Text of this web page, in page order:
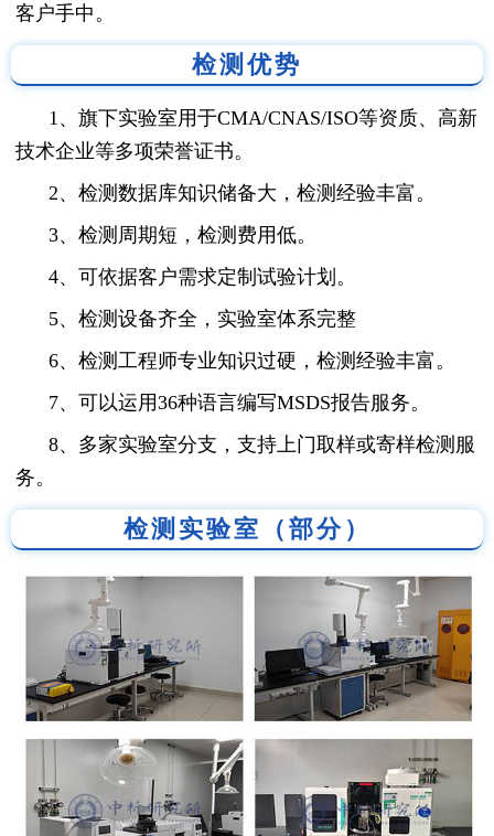
客户手中。
检测优势
1、旗下实验室用于CMA/CNAS/ISO等资质、高新
技术企业等多项荣誉证书。
2、检测数据库知识储备大，检测经验丰富。
3、检测周期短，检测费用低。
4、可依据客户需求定制试验计划。
5、检测设备齐全，实验室体系完整
6、检测工程师专业知识过硬，检测经验丰富。
7、可以运用36种语言编写MSDS报告服务。
8、多家实验室分支，支持上门取样或寄样检测服
务。
检测实验室（部分）